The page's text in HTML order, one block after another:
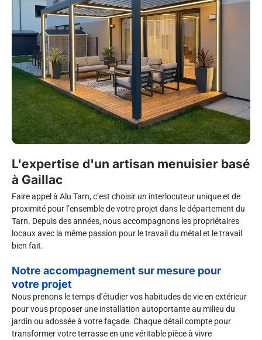
L'expertise d'un artisan menuisier basé
à Gaillac
Faire appel à Alu Tarn, c’est choisir un interlocuteur unique et de
proximité pour l’ensemble de votre projet dans le département du
Tarn. Depuis des années, nous accompagnons les propriétaires
locaux avec la même passion pour le travail du métal et le travail
bien fait.
Notre accompagnement sur mesure pour
votre projet
Nous prenons le temps d’étudier vos habitudes de vie en extérieur
pour vous proposer une installation autoportante au milieu du
jardin ou adossée à votre façade. Chaque détail compte pour
transformer votre terrasse en une véritable pièce à vivre